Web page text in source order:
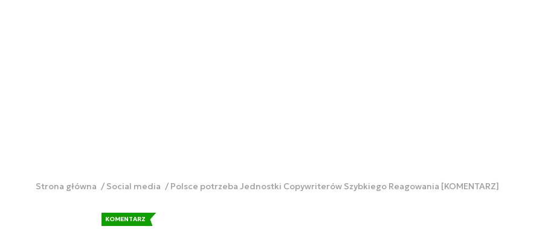
Strona główna Social media Polsce potrzeba Jednostki Copywriterów Szybkiego Reagowania [KOMENTARZ]
KOMENTARZ